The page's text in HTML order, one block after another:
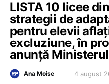
LISTA 10 licee
strategii de
pentru elevii
excluziune, în
anunță
Ana Moise 4 august